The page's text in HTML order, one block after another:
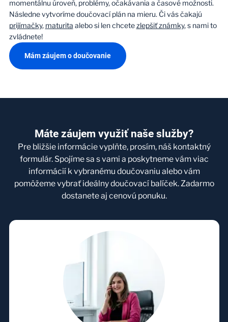
momentálnu úroveň, problémy, očakávania a časové možnosti.
Následne vytvoríme doučovací plán na mieru. Či vás čakajú
prijímačky, maturita alebo si len chcetezlepšiť známky, s nami to
zvládnete!
Mám záujem o doučovanie
Máte záujem využiť naše služby?
Pre bližšie informácie vyplňte, prosím, náš kontaktný
formulár. Spojíme sa s vami a poskytneme vám viac
informácií k vybranému doučovaniu alebo vám
pomôžeme vybrať ideálny doučovací balíček. Zadarmo
dostanete aj cenovú ponuku.